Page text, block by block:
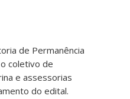
de Permanência
coletivo de
e assessorias
do edital.